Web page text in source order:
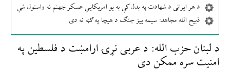
د هر ایرانی د شهادت په بدل کې به یو امریکایي عسکر جهنم ته واستول شي
ذبیح الله مجاهد: سیمه ییز جنګ د هیچا په ګټه نه دی
د لبنان حزب الله: د عربی نړۍ ارامښت د فلسطين په
امنيت سره ممكن دی